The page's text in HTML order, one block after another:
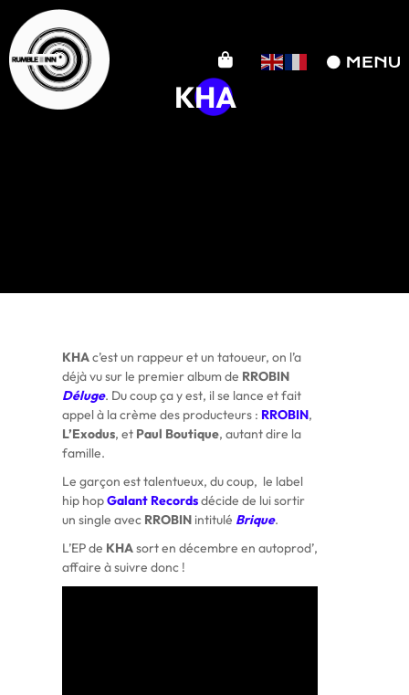
KHA
KHAc’est un rappeur et un tatoueur, on l’a
déjà vu sur le premier album de RROBIN
Déluge. Du coup ça y est, il se lance et fait
appel à la crème des producteurs : RROBIN,
L’Exodus, et Paul Boutique, autant dire la
famille.
Le garçon est talentueux, du coup, le label
hip hopGalant Recordsdécide de lui sortir
un single avec RROBINintitulé Brique.
L’EP de KHAsort en décembre en autoprod’,
affaire à suivre donc !